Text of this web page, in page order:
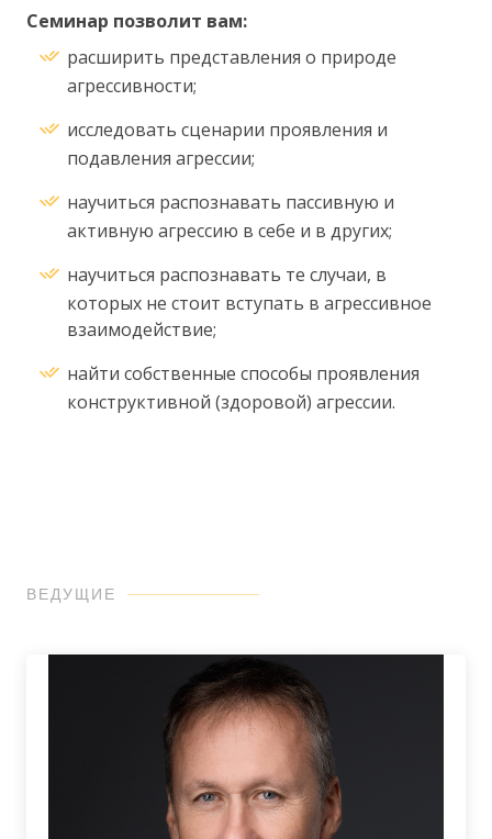
Семинар позволит вам:
расширить представления о природе
агрессивности;
исследовать сценарии проявления и
подавления агрессии;
научиться распознавать пассивную и
активную агрессию в себе и в других;
научиться распознавать те случаи, в
которых не стоит вступать в агрессивное
взаимодействие;
найти собственные способы проявления
конструктивной (здоровой) агрессии.
ВЕДУЩИЕ